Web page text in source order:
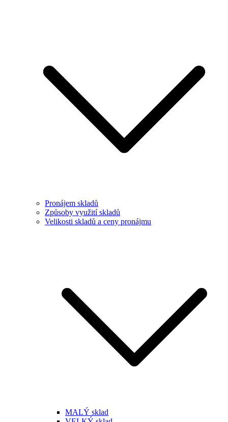
Pronájem skladů
Způsoby využití skladů
Velikosti skladů a ceny pronájmu
MALÝ sklad